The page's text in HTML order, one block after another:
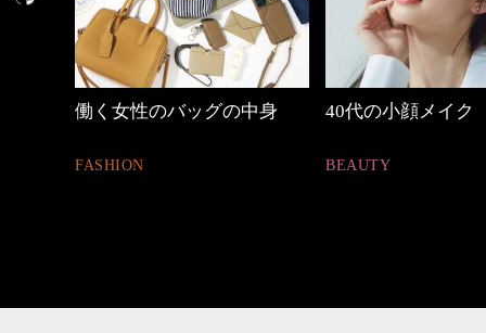
40代の小顔メイク
BEAUTY
【ワーママのきれ